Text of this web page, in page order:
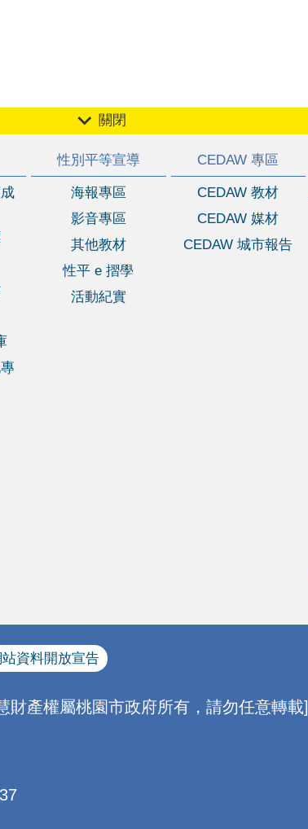
關閉
性別平等宣導
海報專區
影音專區
其他教材
性平 e 摺學
活動紀實
CEDAW 專區
CEDAW 教材
CEDAW 媒材
CEDAW 城市報告
資料開放宣告
產權屬桃園市政府所有，請勿任意轉載]